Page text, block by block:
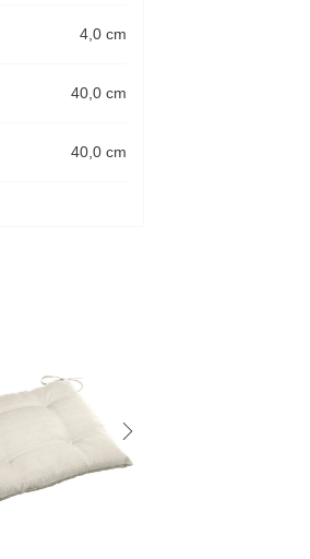
4,0 cm
40,0 cm
40,0 cm